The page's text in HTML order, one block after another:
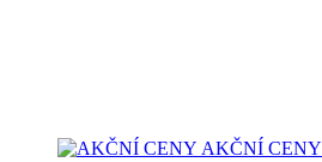
AKČNÍ CENY